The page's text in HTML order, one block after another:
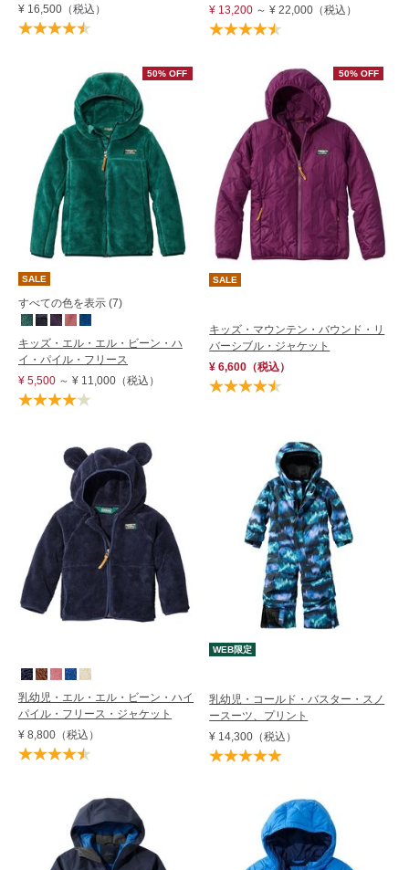
¥ 16,500 （税込）
¥ 13,200 ～¥ 22,000 （税込）
50% OFF
SALE
すべての色を表示 (7)
キッズ・エル・エル・ビーン・ハ
イ・パイル・フリース
¥ 5,500 ～ ¥ 11,000 （税込）
50% OFF
SALE
キッズ・マウンテン・バウンド・リ
バーシブル・ジャケット
¥ 6,600 （税込）
乳幼児・エル・エル・ビーン・ハイ
パイル・フリース・ジャケット
¥ 8,800 （税込）
WEB限定
乳幼児・コールド・バスター・スノ
ースーツ、プリント
¥ 14,300 （税込）